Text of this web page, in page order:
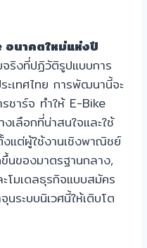
นาคตใหม่แห่งปี
ริงที่ปฏิวัติรูปแบบการ
ะเทศไทย การพัฒนานี้จะ
ชาร์จ ทำให้ E-Bike
เลือกที่น่าสนใจและใช้
แต่ผู้ใช้งานเชิงพาณิชย์
นของมาตรฐานกลาง,
โมเดลธุรกิจแบบสมัคร
ระบบนิเวศนี้ให้เติบโต